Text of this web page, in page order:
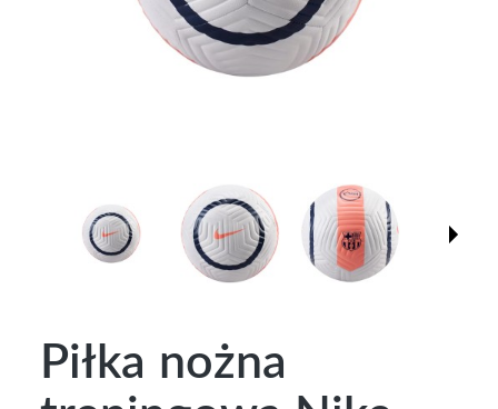
Piłka nożna